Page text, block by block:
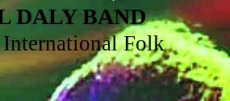
DALY BAND
Folk